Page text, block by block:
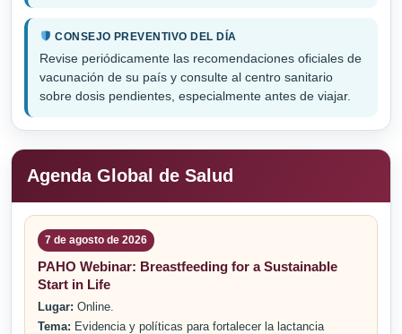
CONSEJO PREVENTIVO DEL DÍA
Revise periódicamente las recomendaciones oficiales de
vacunación de su país y consulte al centro sanitario
sobre dosis pendientes, especialmente antes de viajar.
Agenda Global de Salud
7 de agosto de 2026
PAHO Webinar: Breastfeeding for a Sustainable
Start in Life
Lugar: Online.
Tema: Evidencia y políticas para fortalecer la lactancia